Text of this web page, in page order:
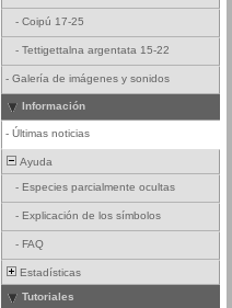
- Coipú 17-25
- Tettigettalna argentata 15-22
- Galería de imágenes y sonidos
Información
- Últimas noticias
Ayuda
- Especies parcialmente ocultas
- Explicación de los símbolos
- FAQ
Estadísticas
Tutoriales